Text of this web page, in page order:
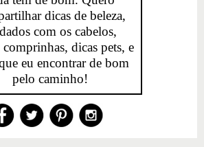
dicas de beleza,
com os cabelos,
dicas pets, e
eu encontrar de bom
pelo caminho!